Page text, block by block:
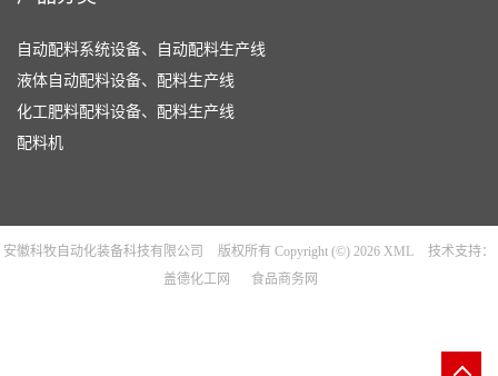
自动配料系统设备、自动配料生产线
液体自动配料设备、配料生产线
化工肥料配料设备、配料生产线
配料机
安徽科牧自动化装备科技有限公司 版权所有 Copyright (©) 2026 XML
技术支持：
盖德化工网
食品商务网